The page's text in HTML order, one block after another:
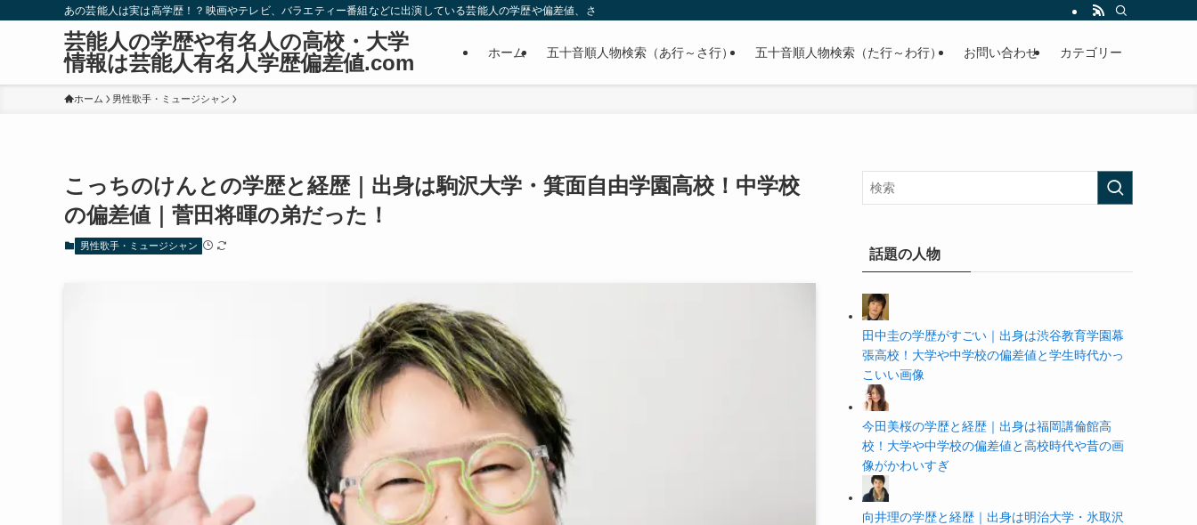
あの芸能人は実は高学歴！？映画やテレビ、バラエティー番組などに出演している芸能人の学歴や偏差値、さらに政治家やスポーツ選手などの有名人の学歴や高校・大学の偏差値まで紹介していきます。
芸能人の学歴や有名人の高校・大学
情報は芸能人有名人学歴偏差値.com
ホーム 五十音順人物検索（あ行～さ行） 五十音順人物検索（た行～わ行） お問い合わせ カテゴリー
ホーム 男性歌手・ミュージシャン
こっちのけんとの学歴と経歴｜出身は駒沢大学・箕面自由学園高校！中学校
の偏差値｜菅田将暉の弟だった！
男性歌手・ミュージシャン
話題の人物
田中圭の学歴がすごい｜出身は渋谷教育学園幕
張高校！大学や中学校の偏差値と学生時代かっ
こいい画像
今田美桜の学歴と経歴｜出身は福岡講倫館高
校！大学や中学校の偏差値と高校時代や昔の画
像がかわいすぎ
向井理の学歴と経歴｜出身は明治大学・氷取沢